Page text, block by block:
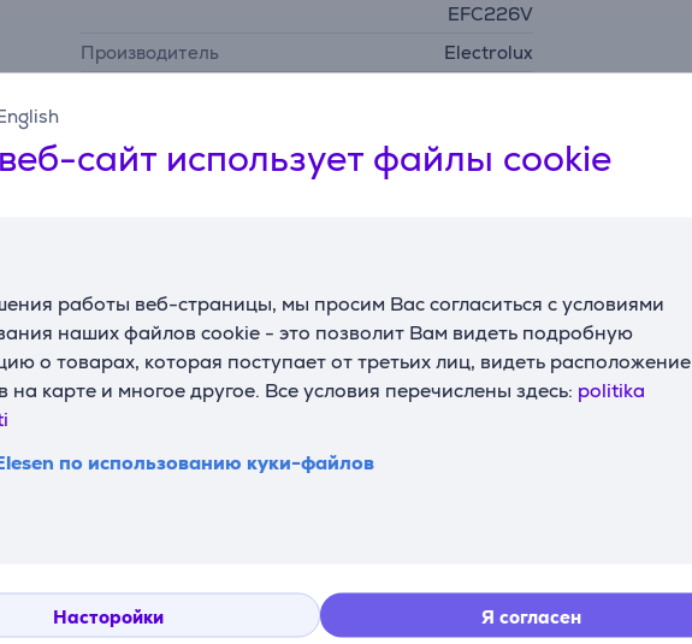
сайт использует файлы cookie
работы веб-страницы, мы просим Вас согласиться с условиями
наших файлов cookie - это позволит Вам видеть подробную
о товарах, которая поступает от третьих лиц, видеть расположение
на карте и многое другое. Все условия перечислены здесь: politika
по использованию куки-файлов
Насторойки Я согласен
EFC226V
Производитель
Electrolux
LFC316X
Интегрируемая
вытяжка Товар -